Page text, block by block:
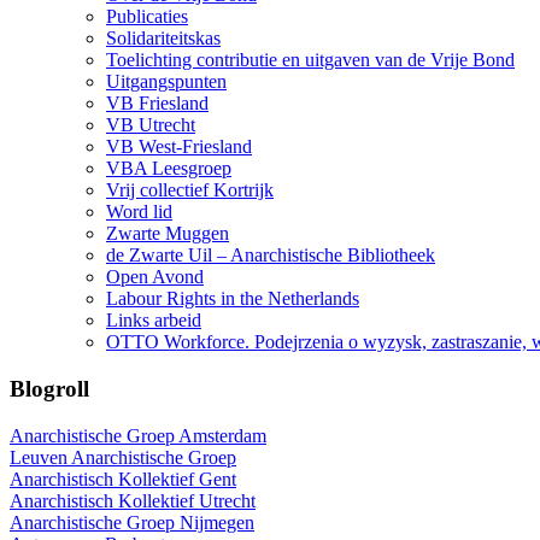
Publicaties
Solidariteitskas
Toelichting contributie en uitgaven van de Vrije Bond
Uitgangspunten
VB Friesland
VB Utrecht
VB West-Friesland
VBA Leesgroep
Vrij collectief Kortrijk
Word lid
Zwarte Muggen
de Zwarte Uil – Anarchistische Bibliotheek
Open Avond
Labour Rights in the Netherlands
Links arbeid
OTTO Workforce. Podejrzenia o wyzysk, zastraszanie,
Blogroll
Anarchistische Groep Amsterdam
Leuven Anarchistische Groep
Anarchistisch Kollektief Gent
Anarchistisch Kollektief Utrecht
Anarchistische Groep Nijmegen